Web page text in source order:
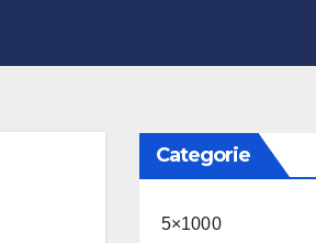
Categorie
5×1000